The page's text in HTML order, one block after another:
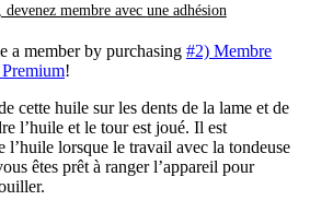
devenez membre avec une adhésion
a member by purchasing #2) Membre
!
cette huile sur les dents de la lame et de
l’huile et le tour est joué. Il est
l’huile lorsque le travail avec la tondeuse
êtes prêt à ranger l’appareil pour